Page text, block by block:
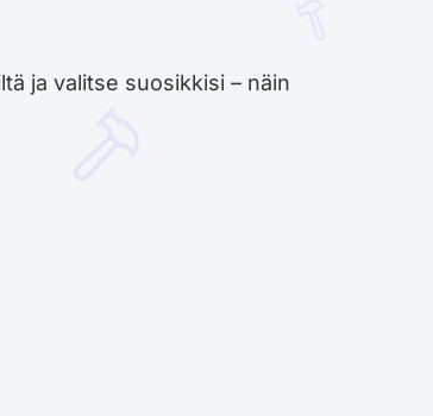
ja valitse suosikkisi – näin